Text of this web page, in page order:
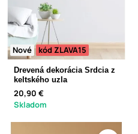
Nové kód ZLAVA15
Drevená dekorácia Srdcia z
keltského uzla
20,90 €
Skladom